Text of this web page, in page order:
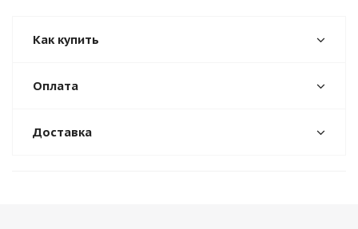
Как купить
Оплата
Доставка